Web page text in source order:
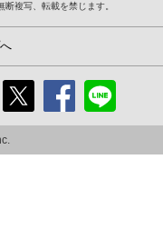
複写、転載を禁じます。